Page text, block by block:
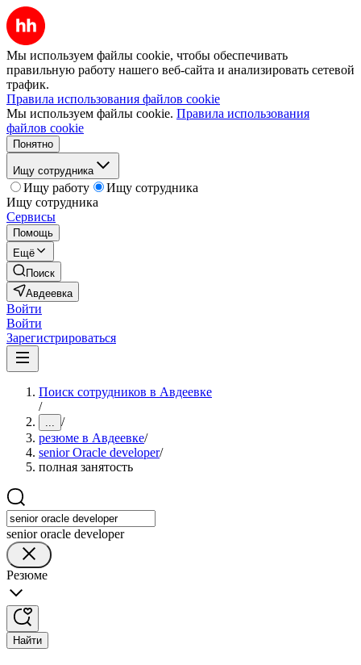
Мы используем файлы cookie, чтобы обеспечивать
правильную работу нашего веб-сайта и анализировать сетевой
трафик.
Правила использования файлов cookie
Мы используем файлы cookie. Правила использования
файлов cookie
Понятно
Ищу сотрудника
Ищу работу
Ищу сотрудника
Ищу сотрудника
Сервисы
Помощь
Ещё
Поиск
Авдеевка
Войти
Войти
Зарегистрироваться
Поиск сотрудников в Авдеевке
/
... /
резюме в Авдеевке/
senior Oracle developer/
полная занятость
senior oracle developer
Резюме
Найти